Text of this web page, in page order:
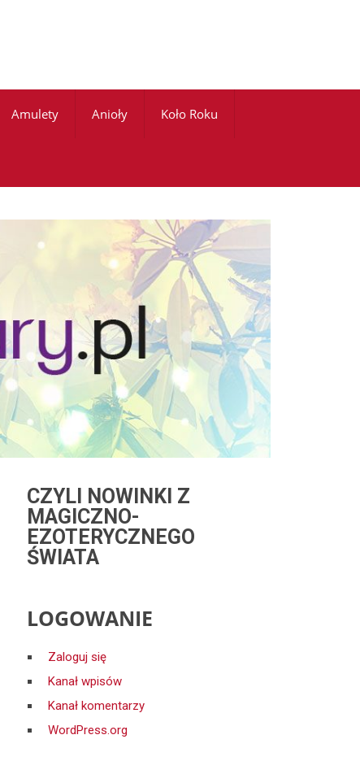
Amulety Anioły Koło Roku
CZYLI NOWINKI Z
MAGICZNO-
EZOTERYCZNEGO
ŚWIATA
LOGOWANIE
Zaloguj się
Kanał wpisów
Kanał komentarzy
WordPress.org